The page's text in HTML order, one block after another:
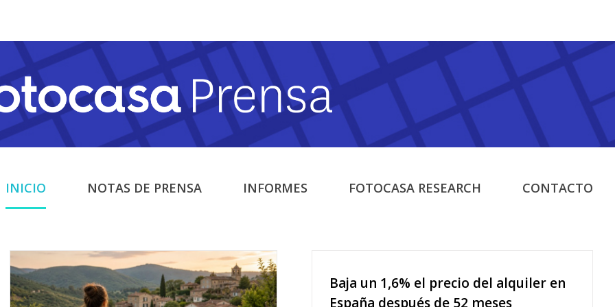
INICIO NOTAS DE PRENSA INFORMES FOTOCASA RESEARCH CONTACTO
Baja un 1,6% el precio del alquiler en
España después de 52 meses